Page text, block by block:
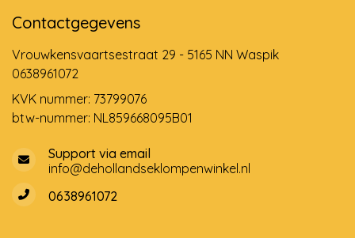
Contactgegevens
Vrouwkensvaartsestraat 29 - 5165 NN Waspik
0638961072
KVK nummer: 73799076
btw-nummer: NL859668095B01
Support via email
info@dehollandseklompenwinkel.nl
0638961072